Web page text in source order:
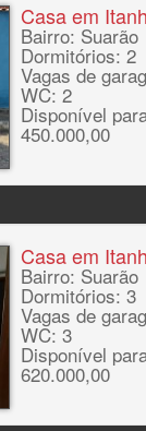
Casa em
Bairro: Suarão
Dormitórios: 2
Vagas de
WC: 2
Disponível
450.000,00
Casa em
Bairro: Suarão
Dormitórios: 3
Vagas de
WC: 3
Disponível
620.000,00